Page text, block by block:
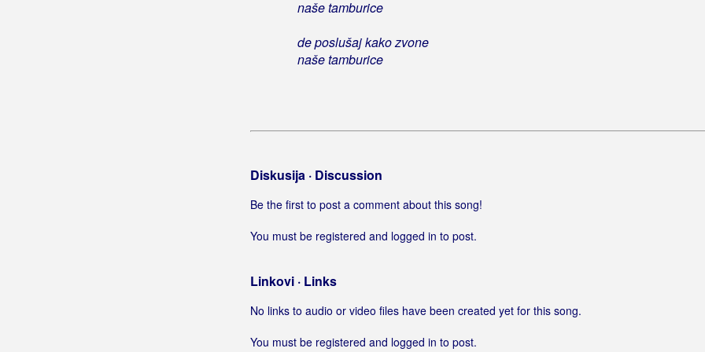
naše tamburice
de poslušaj kako zvone
naše tamburice
Diskusija · Discussion
Be the first to post a comment about this song!
You must be registered and logged in to post.
Linkovi · Links
No links to audio or video files have been created yet for this song.
You must be registered and logged in to post.